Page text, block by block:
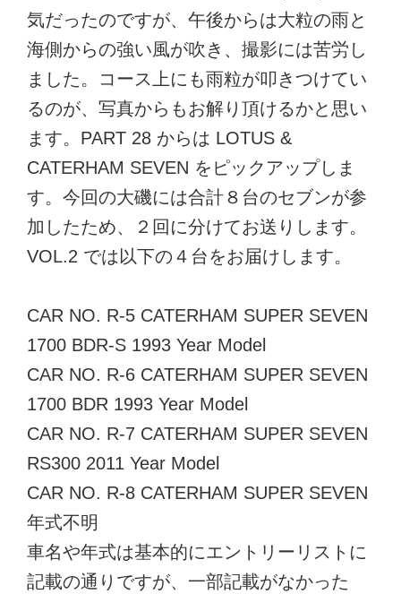
気だったのですが、午後からは大粒の雨と
海側からの強い風が吹き、撮影には苦労し
ました。コース上にも雨粒が叩きつけてい
るのが、写真からもお解り頂けるかと思い
ます。PART 28 からは LOTUS &
CATERHAM SEVEN をピックアップしま
す。今回の大磯には合計８台のセブンが参
加したため、２回に分けてお送りします。
VOL.2 では以下の４台をお届けします。
CAR NO. R-5 CATERHAM SUPER SEVEN
1700 BDR-S 1993 Year Model
CAR NO. R-6 CATERHAM SUPER SEVEN
1700 BDR 1993 Year Model
CAR NO. R-7 CATERHAM SUPER SEVEN
RS300 2011 Year Model
CAR NO. R-8 CATERHAM SUPER SEVEN
年式不明
車名や年式は基本的にエントリーリストに
記載の通りですが、一部記載がなかった